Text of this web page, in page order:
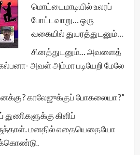
மொட்டைமாடியில் உலரப்
போட்டவாறு… ஒரு
வகையில் துயரத்துடனும்…
சினத்துடனும்… அவளைத்
அவள் அம்மா படியேறி மேலே
காலேஜுக்குப் போகலையா?”
கிளிப்
மனதில் எதையெதையோ